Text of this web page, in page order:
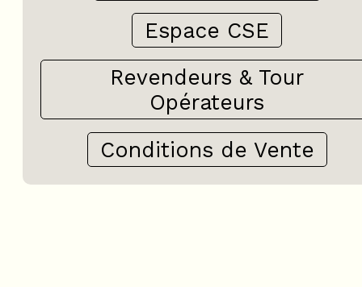
Studio - LE HAMEAU DE
OpenStreetMap Streets
Satellite
OpenStreetMap
Espace CSE
Revendeurs & Tour
Opérateurs
Conditions de Vente